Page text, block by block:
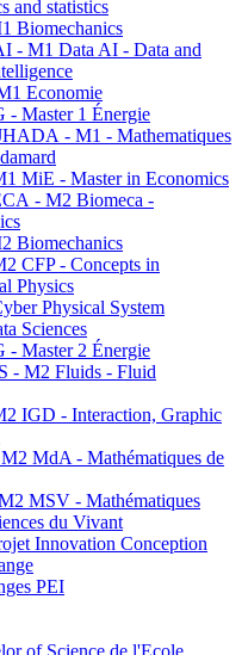
and statistics
Biomechanics
- M1 Data AI - Data and
Economie
- Master 1 Énergie
- M1 - Mathematiques
MiE - Master in Economics
- M2 Biomeca -
Biomechanics
CFP - Concepts in
Physics
Physical System
Sciences
- Master 2 Énergie
- M2 Fluids - Fluid
IGD - Interaction, Graphic
MdA - Mathématiques de
MSV - Mathématiques
du Vivant
Innovation Conception
PEI
of Science de l'Ecole